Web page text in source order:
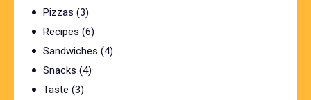
Pizzas (3)
Recipes (6)
Sandwiches (4)
Snacks (4)
Taste (3)